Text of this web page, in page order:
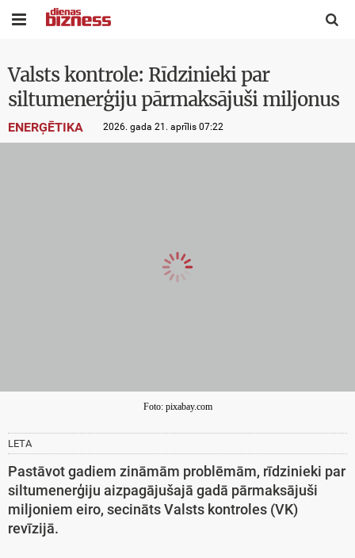
 
Valsts kontrole: Rīdzinieki par
siltumenerģiju pārmaksājuši miljonus
ENERĢĒTIKA 2026. gada 21. aprīlis 07:22
Foto: pixabay.com
LETA
Pastāvot gadiem zināmām problēmām, rīdzinieki par
siltumenerģiju aizpagājušajā gadā pārmaksājuši
miljoniem eiro, secināts Valsts kontroles (VK)
revīzijā.